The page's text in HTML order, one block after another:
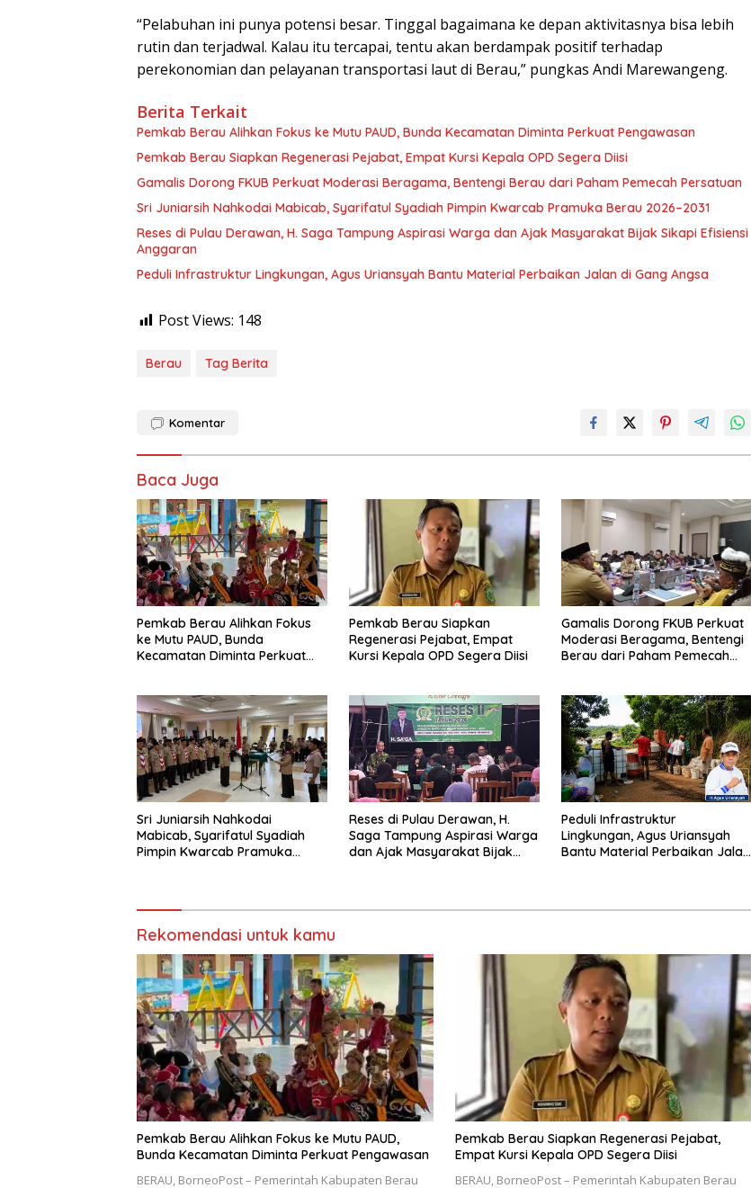
“Pelabuhan ini punya potensi besar. Tinggal bagaimana ke depan aktivitasnya bisa lebih
rutin dan terjadwal. Kalau itu tercapai, tentu akan berdampak positif terhadap
perekonomian dan pelayanan transportasi laut di Berau,” pungkas Andi Marewangeng.
Berita Terkait
Pemkab Berau Alihkan Fokus ke Mutu PAUD, Bunda Kecamatan Diminta Perkuat Pengawasan
Pemkab Berau Siapkan Regenerasi Pejabat, Empat Kursi Kepala OPD Segera Diisi
Gamalis Dorong FKUB Perkuat Moderasi Beragama, Bentengi Berau dari Paham Pemecah Persatuan
Sri Juniarsih Nahkodai Mabicab, Syarifatul Syadiah Pimpin Kwarcab Pramuka Berau 2026–2031
Reses di Pulau Derawan, H. Saga Tampung Aspirasi Warga dan Ajak Masyarakat Bijak Sikapi Efisiensi
Anggaran
Peduli Infrastruktur Lingkungan, Agus Uriansyah Bantu Material Perbaikan Jalan di Gang Angsa
Post Views: 148
Berau Tag Berita
Komentar
Baca Juga
Pemkab Berau Alihkan Fokus
ke Mutu PAUD, Bunda
Kecamatan Diminta Perkuat
Pemkab Berau Siapkan
Regenerasi Pejabat, Empat
Kursi Kepala OPD Segera Diisi
Gamalis Dorong FKUB Perkuat
Moderasi Beragama, Bentengi
Berau dari Paham Pemecah
Sri Juniarsih Nahkodai
Mabicab, Syarifatul Syadiah
Pimpin Kwarcab Pramuka
Reses di Pulau Derawan, H.
Saga Tampung Aspirasi Warga
dan Ajak Masyarakat Bijak
Peduli Infrastruktur
Lingkungan, Agus Uriansyah
Bantu Material Perbaikan Jalan
Rekomendasi untuk kamu
Pemkab Berau Alihkan Fokus ke Mutu PAUD,
Bunda Kecamatan Diminta Perkuat Pengawasan
BERAU, BorneoPost – Pemerintah Kabupaten Berau
Pemkab Berau Siapkan Regenerasi Pejabat,
Empat Kursi Kepala OPD Segera Diisi
BERAU, BorneoPost – Pemerintah Kabupaten Berau